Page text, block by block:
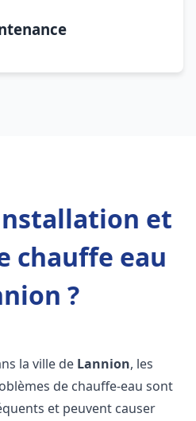
et
chauffe eau
?
la ville de Lannion, les
de chauffe-eau sont
et peuvent causer